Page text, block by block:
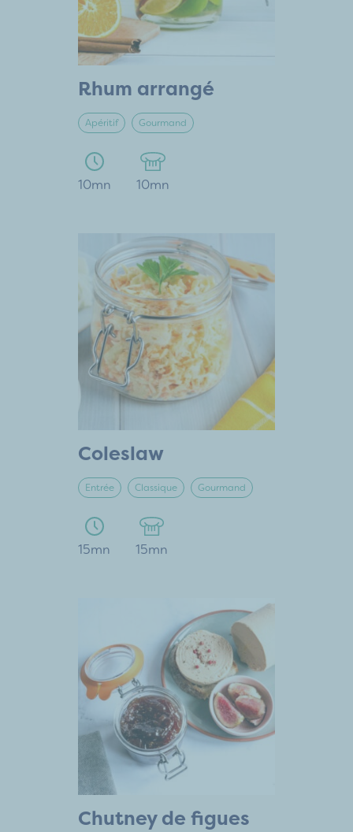
Rhum arrangé
Apéritif Gourmand
10mn 10mn
Coleslaw
Entrée Classique Gourmand
15mn 15mn
Chutney de figues